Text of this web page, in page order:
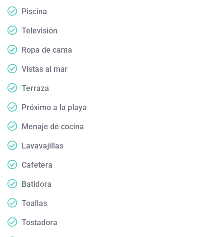
Piscina
Televisión
Ropa de cama
Vistas al mar
Terraza
Próximo a la playa
Menaje de cocina
Lavavajillas
Cafetera
Batidora
Toallas
Tostadora